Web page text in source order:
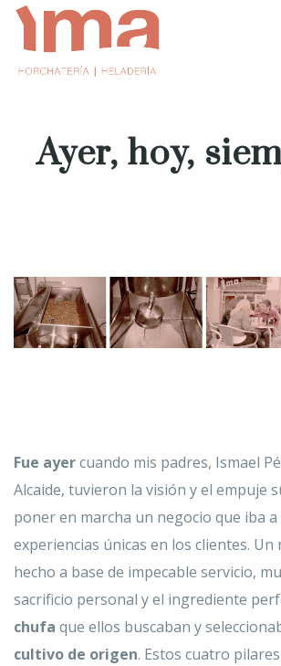
Ayer, hoy,
Fue ayercuando mis padres, Ismael
Alcaide, tuvieron la visión y el empuje
poner en marcha un negocio que iba
experiencias únicas en los clientes.
hecho a base de impecable servicio,
sacrificio personal y el ingrediente
chufa que ellos buscaban y
cultivo de origen. Estos cuatro